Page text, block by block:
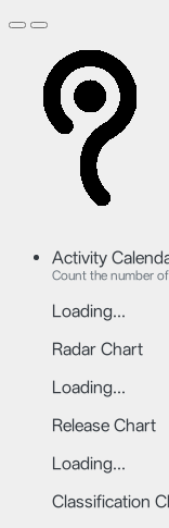
Activity
Count the number
Loading...
Radar Chart
Loading...
Release Chart
Loading...
Classification